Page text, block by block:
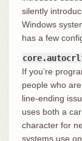
silently
Windows
has a few
If you’re
people who
line-ending
uses both a
character for
systems use